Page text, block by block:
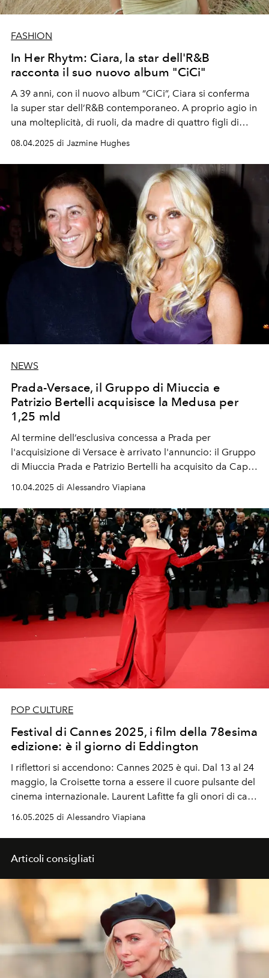
FASHION
In Her Rhytm: Ciara, la star dell'R&B
racconta il suo nuovo album "CiCi"
A 39 anni, con il nuovo album “CiCi”, Ciara si conferma
la super star dell’R&B contemporaneo. A proprio agio in
una molteplicità, di ruoli, da madre di quattro figli di
ruoli, da madre di quattro figli a vincitrice di un a
vincitrice di un Grammy, fino, a titolare di una a titolare
di una etichetta discografica.
08.04.2025 di Jazmine Hughes
NEWS
Prada-Versace, il Gruppo di Miuccia e
Patrizio Bertelli acquisisce la Medusa per
1,25 mld
Al termine dell’esclusiva concessa a Prada per
l'acquisizione di Versace è arrivato l'annuncio: il Gruppo
di Miuccia Prada e Patrizio Bertelli ha acquisito da Capri
Holdings la maison fondata da Gianni Versace per 1,25
miliardi di euro, ridisegnando gli equilibri tra i colossi
del fashion system. Le turbolenze sui mercati azionari —
con Prada quotata a Hong Kong — avevano rallentato le
negoziazioni.
10.04.2025 di Alessandro Viapiana
POP CULTURE
Festival di Cannes 2025, i film della 78esima
edizione: è il giorno di Eddington
I riflettori si accendono: Cannes 2025 è qui. Dal 13 al 24
maggio, la Croisette torna a essere il cuore pulsante del
cinema internazionale. Laurent Lafitte fa gli onori di casa
di casa per le serate di apertura e chiusura della
78esima edizione, mentre l'attrice Juliette Binoche
presiede la Giuria.
16.05.2025 di Alessandro Viapiana
Articoli consigliati